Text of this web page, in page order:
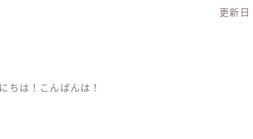
更新
ちは！こんばんは！